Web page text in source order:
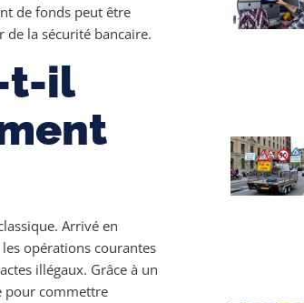
de fonds peut être
la sécurité bancaire.
t-il
Arrivé en
opérations courantes
illégaux. Grâce à un
pour commettre